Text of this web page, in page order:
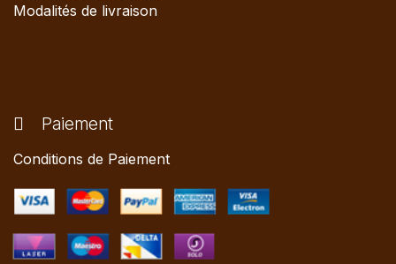
Modalités de livraison
Paiement
Conditions de Paiement